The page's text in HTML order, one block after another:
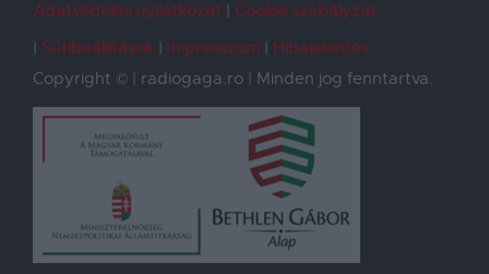
Adatvédelmi nyilatkozat
Cookie szabályzat
Sütibeállítások
Impresszum
Hibajelentés
Copyright © | radiogaga.ro | Minden jog fenntartva.